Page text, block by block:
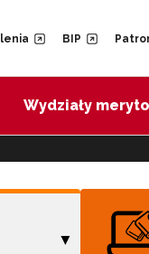
BIP
Wydziały
Zwiń sekcję
▶